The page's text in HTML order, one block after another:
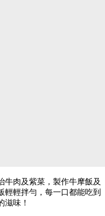
牛肉及紫菜，製作牛摩飯及
輕輕拌勻，每一口都能吃到
滋味！